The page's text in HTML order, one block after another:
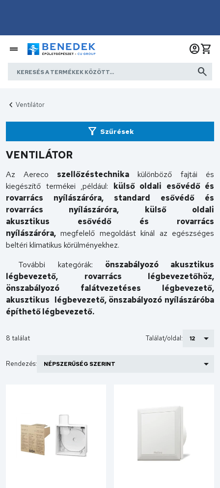
Ventilátor
VENTILÁTOR
Az Aereco szellőzéstechnikakülönböző fajtái és
kiegészítő termékei ,például: külső oldali esővédő és
rovarrács nyílászáróra, standard esővédő és
rovarrács nyílászáróra, külső oldali
akusztikus esővédő és rovarrács
nyílászáróra, megfelelő megoldást kínál az egészséges
beltéri klimatikus körülményekhez.
További kategórák: önszabályozó akusztikus
légbevezető, rovarrács légbevezetőhöz,
önszabályozó falátvezetéses légbevezető,
akusztikus légbevezető, önszabályozó nyílászáróba
építhető légbevezető.
8 találat Találat/oldal:
Rendezés:
Szűrések